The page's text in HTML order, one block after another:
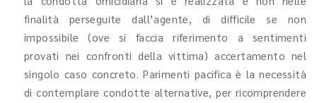
finalità perseguite dall’agente, di difficile se non
impossibile (ove si faccia riferimento a sentimenti
provati nei confronti della vittima) accertamento nel
singolo caso concreto. Parimenti pacifica è la necessità
di contemplare condotte alternative, per ricomprendere